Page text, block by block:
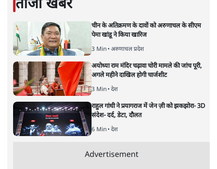
संजीव श्रीवास्तवकी और स्टोरी पढ़ें
अगली खबर लोड हो रही है...
ताजा खबरें
पेमा खांडू ने किया खारिज